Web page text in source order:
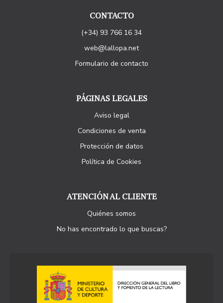
CONTACTO
(+34) 93 766 16 34
web@lallopa.net
Formulario de contacto
PÁGINAS LEGALES
Aviso legal
Condiciones de venta
Protección de datos
Política de Cookies
ATENCIÓN AL CLIENTE
Quiénes somos
No has encontrado lo que buscas?